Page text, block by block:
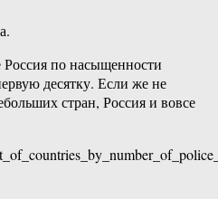
по насыщенности
десятку. Если же не
стран, Россия и вовсе